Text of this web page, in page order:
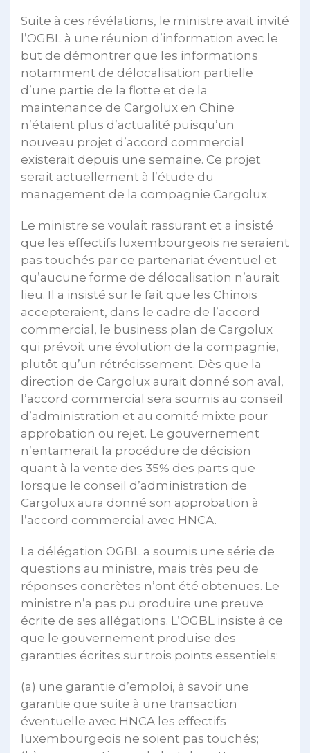
Suite à ces révélations, le ministre avait invité
l’OGBL à une réunion d’information avec le
but de démontrer que les informations
notamment de délocalisation partielle
d’une partie de la flotte et de la
maintenance de Cargolux en Chine
n’étaient plus d’actualité puisqu’un
nouveau projet d’accord commercial
existerait depuis une semaine. Ce projet
serait actuellement à l’étude du
management de la compagnie Cargolux.
Le ministre se voulait rassurant et a insisté
que les effectifs luxembourgeois ne seraient
pas touchés par ce partenariat éventuel et
qu’aucune forme de délocalisation n’aurait
lieu. Il a insisté sur le fait que les Chinois
accepteraient, dans le cadre de l’accord
commercial, le business plan de Cargolux
qui prévoit une évolution de la compagnie,
plutôt qu’un rétrécissement. Dès que la
direction de Cargolux aurait donné son aval,
l’accord commercial sera soumis au conseil
d’administration et au comité mixte pour
approbation ou rejet. Le gouvernement
n’entamerait la procédure de décision
quant à la vente des 35% des parts que
lorsque le conseil d’administration de
Cargolux aura donné son approbation à
l’accord commercial avec HNCA.
La délégation OGBL a soumis une série de
questions au ministre, mais très peu de
réponses concrètes n’ont été obtenues. Le
ministre n’a pas pu produire une preuve
écrite de ses allégations. L’OGBL insiste à ce
que le gouvernement produise des
garanties écrites sur trois points essentiels:
(a) une garantie d’emploi, à savoir une
garantie que suite à une transaction
éventuelle avec HNCA les effectifs
luxembourgeois ne soient pas touchés;